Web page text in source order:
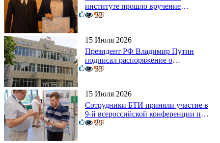
институте прошло вручение
дипломов
0 0
32
15 Июля 2026
Президент РФ Владимир Путин
подписал распоряжение о
поощрении граждан и трудовых
0 0
33
15 Июля 2026
Сотрудники БТИ приняли участие в
9-й всероссийской конференции по
задачам со свободными границами
0 0
29